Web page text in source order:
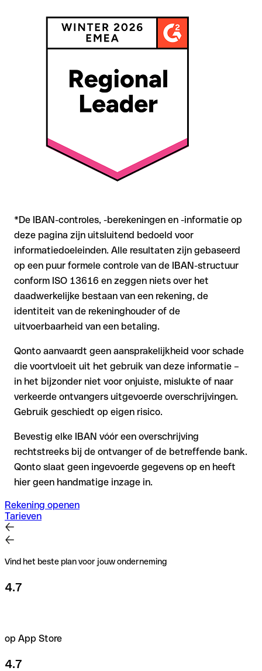
Bij internationale overschrijvingen buiten SEPA is
terugvordering aanzienlijk complexer en brengt kosten met
zich mee
: Controleer elke IBAN vóór een
met onze gratis IBAN Checker op formele juistheid, en
bevestig de IBAN bij twijfel direct bij de ontvanger. Vooral bij
grotere bedragen of nieuwe zakenrelaties is deze
*De IBAN-controles, -berekeningen en -informatie op
deze pagina zijn uitsluitend bedoeld voor
informatiedoeleinden. Alle resultaten zijn gebaseerd
op een puur formele controle van de IBAN-structuur
conform ISO 13616 en zeggen niets over het
daadwerkelijke bestaan van een rekening, de
identiteit van de rekeninghouder of de
uitvoerbaarheid van een betaling.
Qonto aanvaardt geen aansprakelijkheid voor schade
die voortvloeit uit het gebruik van deze informatie –
in het bijzonder niet voor onjuiste, mislukte of naar
verkeerde ontvangers uitgevoerde overschrijvingen.
Gebruik geschiedt op eigen risico.
Bevestig elke IBAN vóór een overschrijving
rechtstreeks bij de ontvanger of de betreffende bank.
Qonto slaat geen ingevoerde gegevens op en heeft
hier geen handmatige inzage in.
Rekening openen
Tarieven
Vind het beste plan voor jouw onderneming
4.7
op App Store
4.7